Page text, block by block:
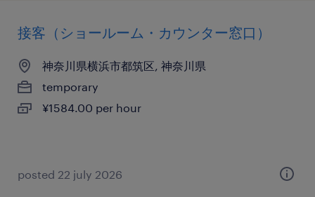
接客（ショールーム・カウンター窓口）
神奈川県横浜市都筑区, 神奈川県
temporary
¥1584.00 per hour
posted 22 july 2026